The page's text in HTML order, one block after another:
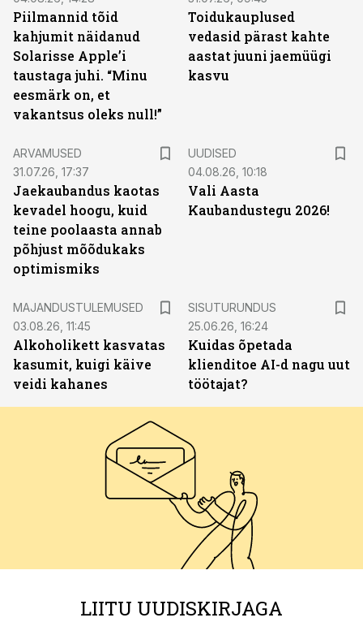
Piilmannid tõid
kahjumit näidanud
Solarisse Apple’i
taustaga juhi. “Minu
eesmärk on, et
vakantsus oleks null!”
Toidukauplused
vedasid pärast kahte
aastat juuni jaemüügi
kasvu
ARVAMUSED
31.07.26, 17:37
Jaekaubandus kaotas
kevadel hoogu, kuid
teine poolaasta annab
põhjust mõõdukaks
optimismiks
UUDISED
04.08.26, 10:18
Vali Aasta
Kaubandustegu 2026!
MAJANDUSTULEMUSED
03.08.26, 11:45
Alkoholikett kasvatas
kasumit, kuigi käive
veidi kahanes
SISUTURUNDUS
25.06.26, 16:24
Kuidas õpetada
klienditoe AI-d nagu uut
töötajat?
LIITU UUDISKIRJAGA